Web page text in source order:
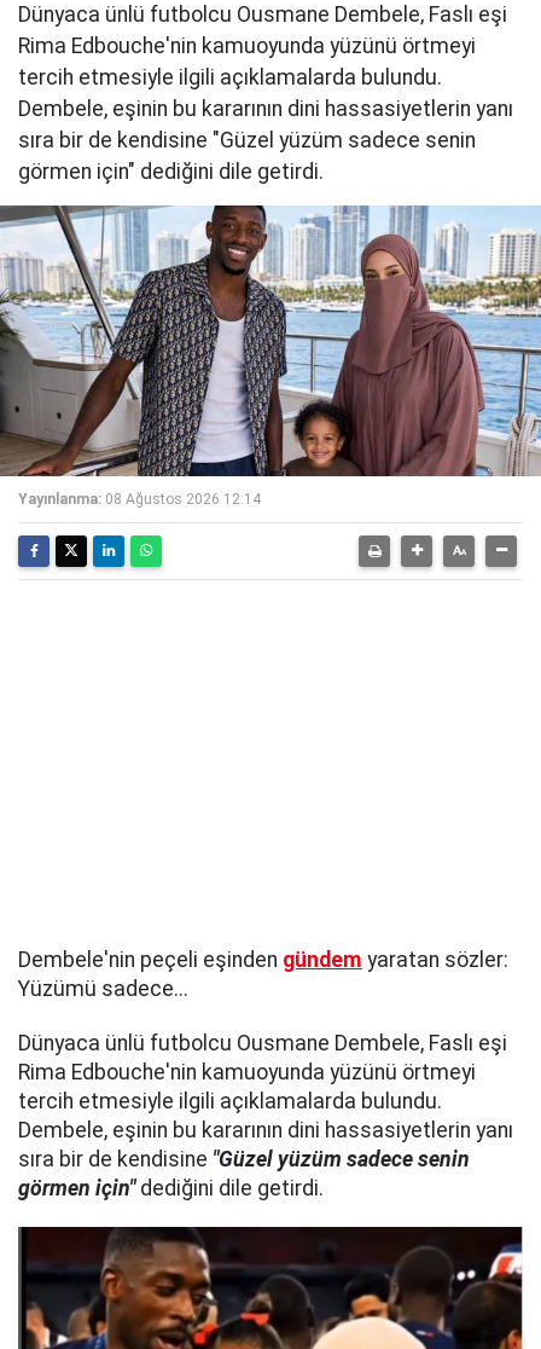
Dünyaca ünlü futbolcu Ousmane Dembele, Faslı eşi
Rima Edbouche'nin kamuoyunda yüzünü örtmeyi
tercih etmesiyle ilgili açıklamalarda bulundu.
Dembele, eşinin bu kararının dini hassasiyetlerin yanı
sıra bir de kendisine "Güzel yüzüm sadece senin
görmen için" dediğini dile getirdi.
Yayınlanma: 08 Ağustos 2026 12:14
Dembele'nin peçeli eşinden gündem yaratan sözler:
Yüzümü sadece...
Dünyaca ünlü futbolcu Ousmane Dembele, Faslı eşi
Rima Edbouche'nin kamuoyunda yüzünü örtmeyi
tercih etmesiyle ilgili açıklamalarda bulundu.
Dembele, eşinin bu kararının dini hassasiyetlerin yanı
sıra bir de kendisine "Güzel yüzüm sadece senin
görmen için"dediğini dile getirdi.